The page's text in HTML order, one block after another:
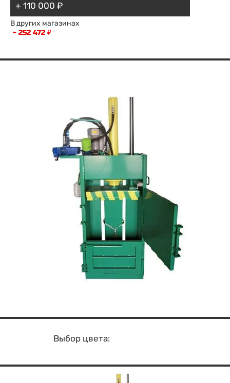
+ 110 000 ₽
В других магазинах
~ 252 472 ₽
Выбор цвета: